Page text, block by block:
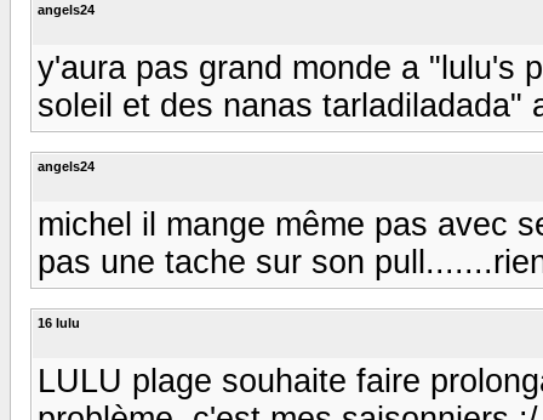
angels24
y'aura pas grand monde a "lulu's
soleil et des nanas tarladiladada"
angels24
michel il mange même pas avec
pas une tache sur son
16 lulu
LULU plage souhaite faire